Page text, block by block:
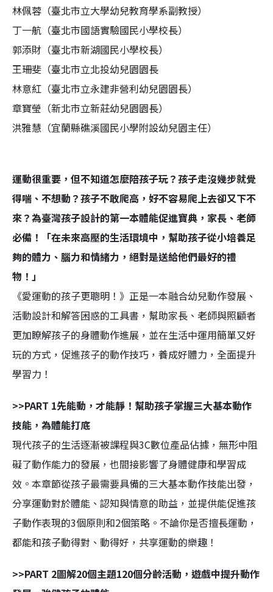
林佩蓉（臺北市立大學幼兒教育學系副教授）
丁一航（臺北市國語實驗國民小學校長）
郭添財（臺北市新湖國民小學校長）
王珊斐（臺北市立北投幼兒園園長
林意紅（臺北市立永建非營利幼兒園園長）
章寶瑩（新北市立新莊幼兒園園長）
洪雅慧（宜蘭縣礁溪國民小學附設幼兒園主任）
運動很重要，但不知道怎麼陪孩子玩？孩子走沒幾步就覺
得喘、不想動？孩子不敢爬高，好不容易爬上去卻又下不
來？為臺灣孩子設計的第一本體能促進寶典，家長、老師
必備！「在未來高壓的生活環境中，幫助孩子從小培養足
夠的體力、腦力和情緒力，絕對是送給他們最好的禮
物！」
《愛運動的孩子更聰明！》正是一本融合幼兒動作發展、
活動設計和解答困惑的工具書，幫助家長、老師與照顧者
更加瞭解孩子的身體動作進展，並在生活中運用簡單又好
玩的方式，促進孩子的動作技巧，養成好體力，全面提升
學習力！
>>PART 1先能動，才能靜！幫助孩子掌握三大基本動作
技能，為體能打底
現代孩子的生活逐漸被課程與3C數位產品佔據，無形中阻
礙了動作能力的發展，也間接影響了身體健康和學習成
效。本章節從孩子最需要具備的三大基本動作技能出發，
分享運動對於體能、認知與情意的助益，並提供能促進孩
子動作表現的3個原則和2個策略。不論你是否擅長運動，
都能和孩子動得對、動得好，共享運動的樂趣！
>>PART 2圖解20個主題120個分齡活動，遊戲中提升動作